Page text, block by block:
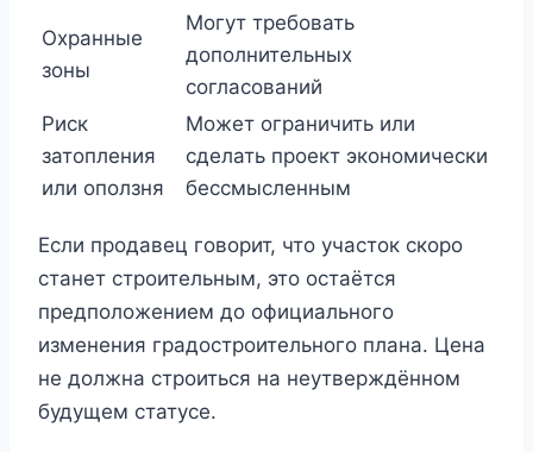
Охранные
зоны
Могут требовать
дополнительных
согласований
Риск
затопления
или оползня
Может ограничить или
сделать проект экономически
бессмысленным
Если продавец говорит, что участок скоро
станет строительным, это остаётся
предположением до официального
изменения градостроительного плана. Цена
не должна строиться на неутверждённом
будущем статусе.